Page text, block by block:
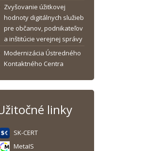
Zvyšovanie úžitkovej
hodnoty digitálnych služieb
pre občanov, podnikateľov
a inštitúcie verejnej správy
Modernizácia Ústredného
Kontaktného Centra
linky
SK-CERT
MetaIS